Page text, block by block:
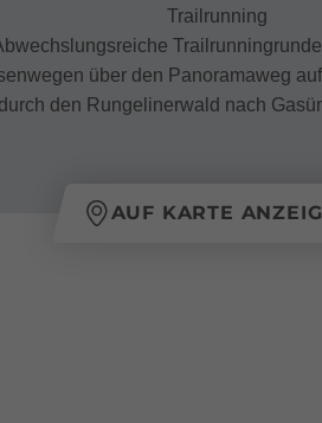
Trailrunning
über den Panoramaweg
den Rungelinerwald nach
AUF KARTE